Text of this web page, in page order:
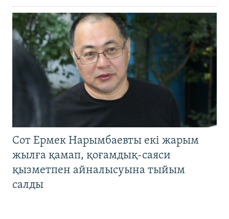
Сот Ермек Нарымбаевты екі жарым
жылға қамап, қоғамдық-саяси
қызметпен айналысуына тыйым
салды